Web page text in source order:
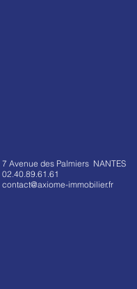
7 Avenue des Palmiers NANTES
02.40.89.61.61
contact@axiome-immobilier.fr